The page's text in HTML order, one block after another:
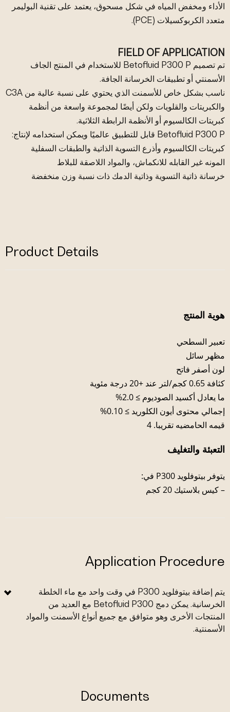
الأداء ومخفض المياه في شكل مسحوق، يعتمد على تقنية البوليمر
متعدد الكربوكسيلات (PCE).
FIELD OF APPLICATION
تم تصميم Betofluid P300 P للاستخدام في المنتج الجاف
الأسمنتي أو تطبيقات الخرسانة الجافة.
ناسب بشكل خاص للأسمنت الذي يحتوي على نسبة عالية من C3A
والكبريتات والقلويات ولكن أيضًا لمجموعة واسعة من أنظمة
كبريتات الكالسيوم أو الأنظمة الرابطة الثلاثية.
Betofluid P300 P قابل للتطبيق عالميًا ويمكن استخدامه لإنتاج:
كبريتات الكالسيوم وأذرع التسوية الذاتية والطبقات السفلية
المونه غير القابله للانكماش، والمواد اللاصقة للبلاط
خرسانة ذاتية التسوية وذاتية الدمك ذات نسبة وزن منخفضة
Product Details
هوية المنتج
تعبير السطحي
مظهر سائل
لون أصفر فاتح
كثافة 0.65 كجم/لتر عند +20 درجة مئوية
ما يعادل أكسيد الصوديوم ≥ 2.0%
إجمالي محتوى أيون الكلوريد ≥ 0.10%
قيمه الحامضيه تقريبا. 4
التعبئة والتغليف
يتوفر بيتوفلويد P300 في:
– كيس بلاستيك 20 كجم
Application Procedure
يتم إضافة بيتوفلويد P300 في وقت واحد مع ماء الخلطة
الخرسانية. يمكن دمج Betofluid P300 مع العديد من
المنتجات الأخرى وهو متوافق مع جميع أنواع الأسمنت والمواد
الأسمنتية.
Documents